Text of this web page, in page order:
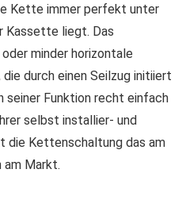
Kette immer perfekt unter
Kassette liegt. Das
minder horizontale
durch einen Seilzug initiiert
seiner Funktion recht einfach
selbst installier- und
die Kettenschaltung das am
Markt.